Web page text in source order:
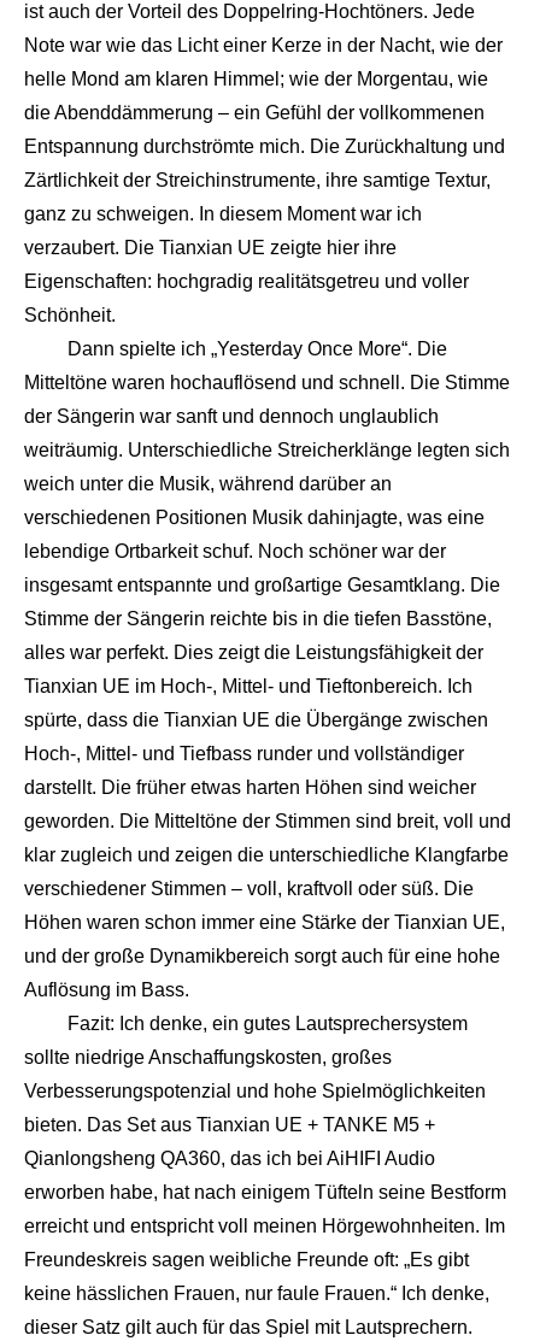
ist auch der Vorteil des Doppelring-Hochtöners. Jede
Note war wie das Licht einer Kerze in der Nacht, wie der
helle Mond am klaren Himmel; wie der Morgentau, wie
die Abenddämmerung – ein Gefühl der vollkommenen
Entspannung durchströmte mich. Die Zurückhaltung und
Zärtlichkeit der Streichinstrumente, ihre samtige Textur,
ganz zu schweigen. In diesem Moment war ich
verzaubert. Die Tianxian UE zeigte hier ihre
Eigenschaften: hochgradig realitätsgetreu und voller
Schönheit.
Dann spielte ich „Yesterday Once More“. Die
Mitteltöne waren hochauflösend und schnell. Die Stimme
der Sängerin war sanft und dennoch unglaublich
weiträumig. Unterschiedliche Streicherklänge legten sich
weich unter die Musik, während darüber an
verschiedenen Positionen Musik dahinjagte, was eine
lebendige Ortbarkeit schuf. Noch schöner war der
insgesamt entspannte und großartige Gesamtklang. Die
Stimme der Sängerin reichte bis in die tiefen Basstöne,
alles war perfekt. Dies zeigt die Leistungsfähigkeit der
Tianxian UE im Hoch-, Mittel- und Tieftonbereich. Ich
spürte, dass die Tianxian UE die Übergänge zwischen
Hoch-, Mittel- und Tiefbass runder und vollständiger
darstellt. Die früher etwas harten Höhen sind weicher
geworden. Die Mitteltöne der Stimmen sind breit, voll und
klar zugleich und zeigen die unterschiedliche Klangfarbe
verschiedener Stimmen – voll, kraftvoll oder süß. Die
Höhen waren schon immer eine Stärke der Tianxian UE,
und der große Dynamikbereich sorgt auch für eine hohe
Auflösung im Bass.
Fazit: Ich denke, ein gutes Lautsprechersystem
sollte niedrige Anschaffungskosten, großes
Verbesserungspotenzial und hohe Spielmöglichkeiten
bieten. Das Set aus Tianxian UE + TANKE M5 +
Qianlongsheng QA360, das ich bei AiHIFI Audio
erworben habe, hat nach einigem Tüfteln seine Bestform
erreicht und entspricht voll meinen Hörgewohnheiten. Im
Freundeskreis sagen weibliche Freunde oft: „Es gibt
keine hässlichen Frauen, nur faule Frauen.“ Ich denke,
dieser Satz gilt auch für das Spiel mit Lautsprechern.